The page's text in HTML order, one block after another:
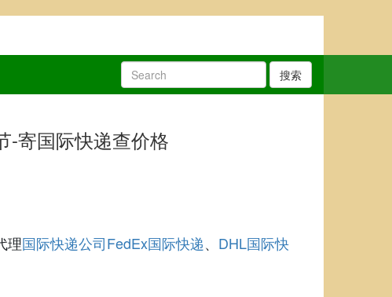
搜索
-寄国际快递查价格
理国际快递公司FedEx国际快递 、 DHL国际快